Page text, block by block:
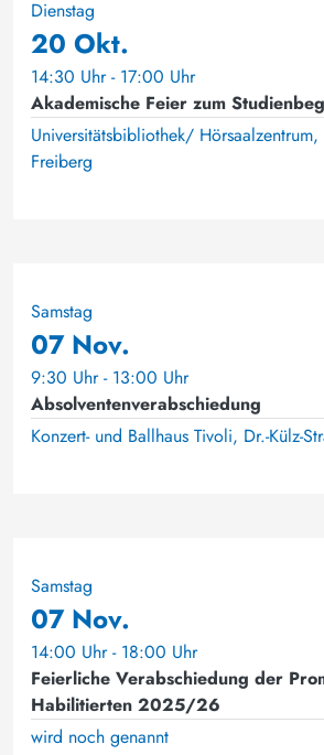
Dienstag
20 Okt.
14:30 Uhr - 17:00 Uhr
Akademische Feier zum
Universitätsbibliothek/
Freiberg
Samstag
07 Nov.
9:30 Uhr - 13:00 Uhr
Absolventenverabschiedung
Konzert- und Ballhaus Tivoli, Dr.-Külz-
Samstag
07 Nov.
14:00 Uhr - 18:00 Uhr
Feierliche Verabschiedung der
Habilitierten 2025/26
wird noch genannt